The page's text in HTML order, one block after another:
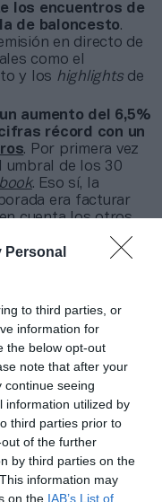
Personal
to third parties, or
information for
the below opt-out
note that after your
continue seeing
information utilized by
third parties prior to
of the further
by third parties on the
information may
on the IAB’s List of
los encuentros de
de baloncesto.
en directo de
como el
y los highlightsde
aumento del 6,5%
récord con un
. Por primera vez
umbral de los 30
. Eso sí, la
era facturar
cuenta los otros
Los ingresos
11,6 millones de
preferida de Google
de actualidad.
ACTIVAR AHORA